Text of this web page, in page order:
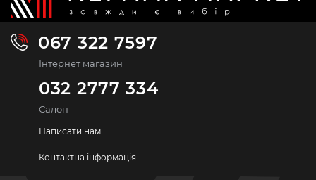
067 322 7597
Інтернет магазин
032 2777 334
Салон
Написати нам
Контактна інформація